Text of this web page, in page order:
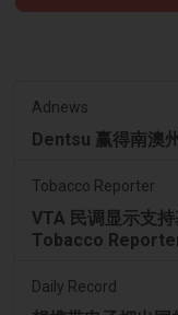
Adnews
Dentsu 赢得南澳
Tobacco Reporter
VTA 民调显示支
Tobacco
Daily Record